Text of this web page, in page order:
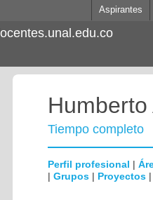
Aspirantes
Tiempo completo
Perfil profesional |
| Grupos | Proyectos